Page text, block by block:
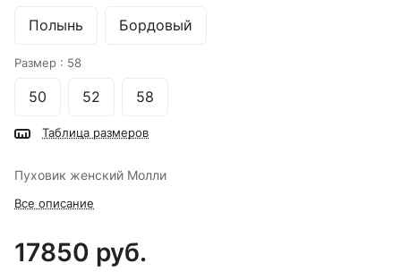
Полынь Бордовый
Размер : 58
50 52 58
Таблица размеров
Пуховик женский Молли
Все описание
17850 руб.